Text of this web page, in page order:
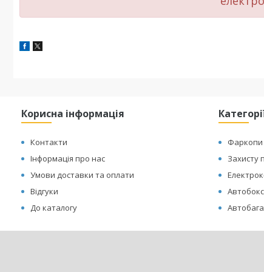
Корисна інформація
Контакти
Інформація про нас
Умови доставки та оплати
Відгуки
До каталогу
Фаркопи
Захисту